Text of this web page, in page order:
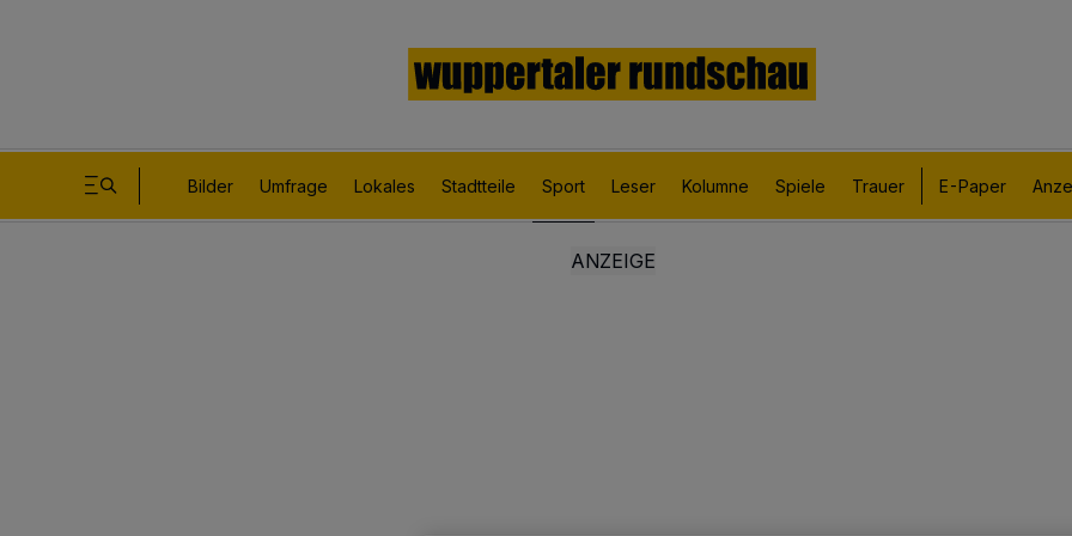
Bilder Umfrage Lokales Stadtteile Sport Leser Kolumne Spiele Trauer E-Paper